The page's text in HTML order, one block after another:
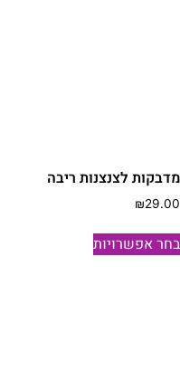
לצנצנות ריבה
₪
אפשרויות
למוצר
זה